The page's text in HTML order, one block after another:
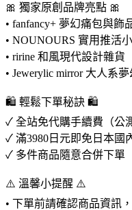
🎀 獨家原創品牌亮點 🎀
• fanfancy+ 夢幻痛包與飾
• NOUNOURS 實用推活
• ririne 和風現代設計雜貨
• Jewerylic mirror 大人系
🛍️ 輕鬆下單秘訣 🛍️
✓ 全站免代購手續費（公
✓ 滿3980日元即免日本國
✓ 多件商品隨意合併下單
⚠️ 溫馨小提醒 ⚠️
• 下單前請確認商品資訊